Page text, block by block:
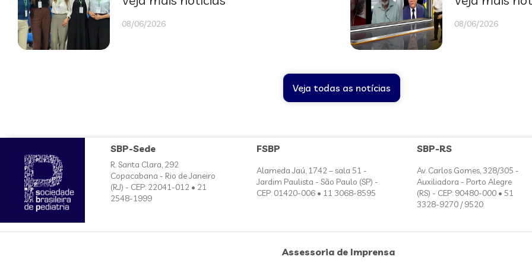
08/06/2026 08/06/2026
Veja todas as notícias
SBP-Sede
R. Santa Clara, 292
Copacabana - Rio de Janeiro
(RJ) - CEP: 22041-012 • 21
2548-1999
FSBP
Alameda Jaú, 1742 – sala 51 -
Jardim Paulista - São Paulo (SP) -
CEP: 01420-006 • 11 3068-8595
SBP-RS
Av. Carlos Gomes, 328/305 -
Auxiliadora - Porto Alegre
(RS) - CEP: 90480-000 • 51
3328-9270 / 9520
Assessoria de Imprensa